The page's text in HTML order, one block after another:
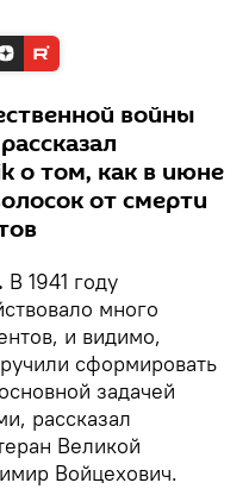
войны
о том, как в июне
от смерти
В 1941 году
много
и видимо,
сформировать
задачей
рассказал
Великой
Войцехович.